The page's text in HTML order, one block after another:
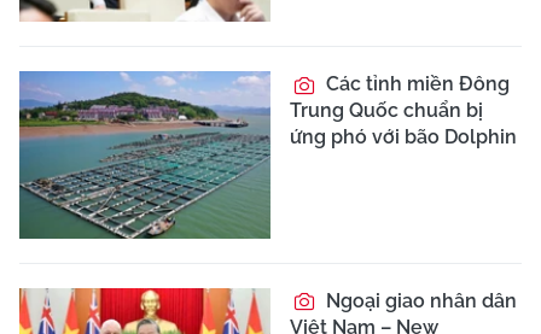
Các tỉnh miền Đông
Trung Quốc chuẩn bị
ứng phó với bão Dolphin
Ngoại giao nhân dân
Việt Nam – New